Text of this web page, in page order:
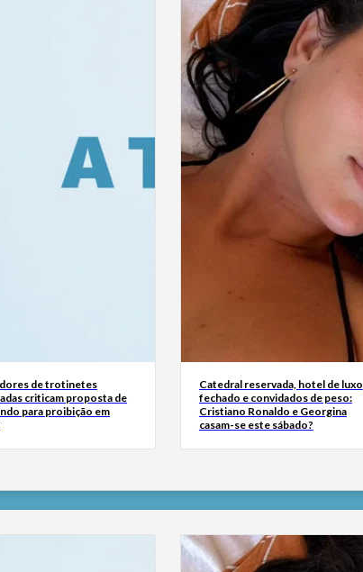
de trotinetes
criticam proposta de
para proibição em
Catedral reservada, hotel de luxo
fechado e convidados de peso:
Cristiano Ronaldo e Georgina
casam-se este sábado?